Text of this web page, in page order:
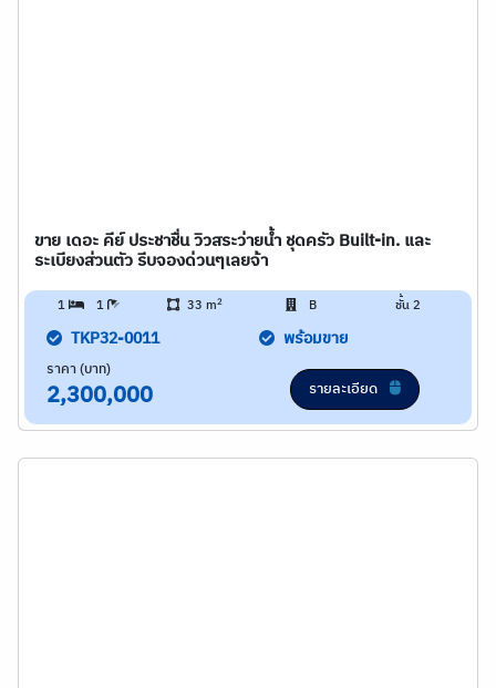
ขาย เดอะ คีย์ ประชาชื่น วิวสระว่ายน้ำ ชุดครัว Built-in. และ
ระเบียงส่วนตัว รีบจองด่วนๆเลยจ้า
1 1 33 m2 B ชั้น 2
TKP32-0011 พร้อมขาย
ราคา (บาท)
2,300,000 รายละเอียด